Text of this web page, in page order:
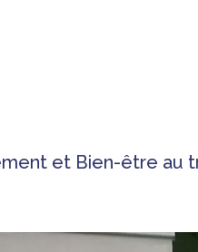
et Bien-être au